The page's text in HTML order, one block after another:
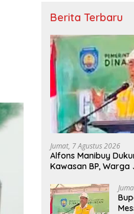
Berita Terbaru
Jumat, 7 Agustus 2026
Alfons Manibuy
Kawasan BP,